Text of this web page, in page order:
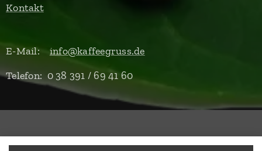
Kontakt
E-Mail:info@kaffeegruss.de
Telefon: 0 38 391 / 69 41 60